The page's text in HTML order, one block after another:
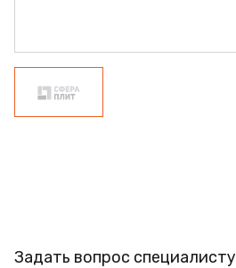
Задать вопрос специалисту